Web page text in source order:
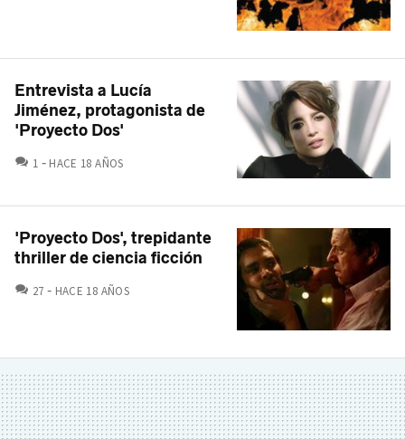
Entrevista a Lucía
Jiménez, protagonista de
'Proyecto Dos'
1 COMENTARIOS
HACE 18 AÑOS
'Proyecto Dos', trepidante
thriller de ciencia ficción
27 COMENTARIOS
HACE 18 AÑOS